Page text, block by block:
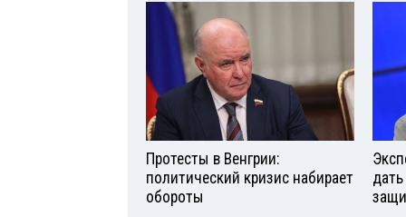
Протесты в Венгрии:
политический кризис набирает
обороты